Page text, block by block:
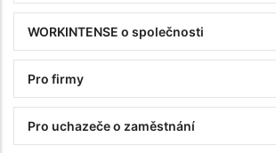
WORKINTENSE o společnosti
Pro firmy
Pro uchazeče o zaměstnání